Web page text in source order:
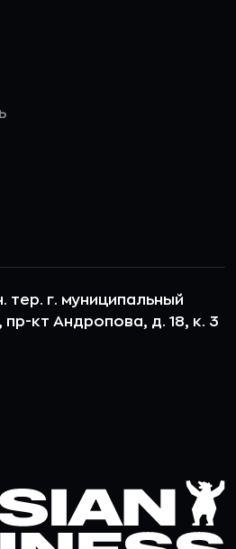
тер. г. муниципальный
кт Андропова, д. 18, к. 3